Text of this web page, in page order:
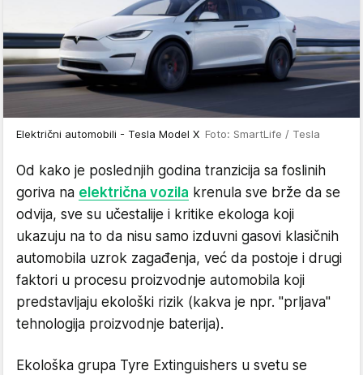
Električni automobili - Tesla Model X Foto: SmartLife / Tesla
Od kako je poslednjih godina tranzicija sa foslinih
goriva na električna vozila krenula sve brže da se
odvija, sve su učestalije i kritike ekologa koji
ukazuju na to da nisu samo izduvni gasovi klasičnih
automobila uzrok zagađenja, već da postoje i drugi
faktori u procesu proizvodnje automobila koji
predstavljaju ekološki rizik (kakva je npr. "prljava"
tehnologija proizvodnje baterija).
Ekološka grupa Tyre Extinguishers u svetu se